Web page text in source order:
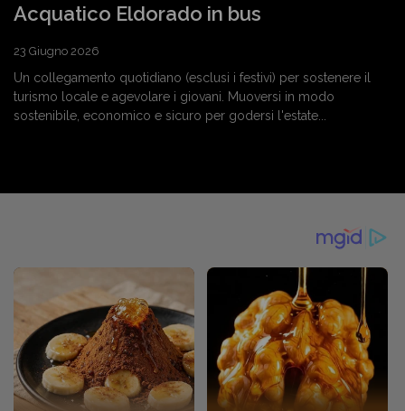
Acquatico Eldorado in bus
23 Giugno 2026
Un collegamento quotidiano (esclusi i festivi) per sostenere il
turismo locale e agevolare i giovani. Muoversi in modo
sostenibile, economico e sicuro per godersi l'estate...